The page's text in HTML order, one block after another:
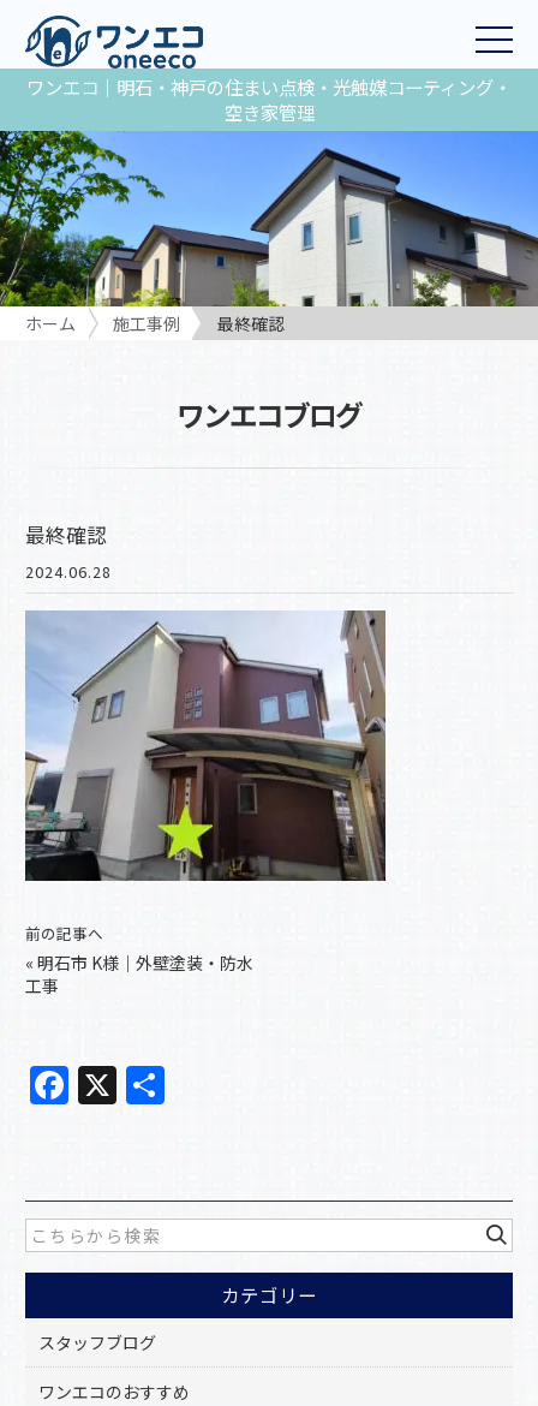
ワンエコ｜明石・神戸の住まい点検・光触媒コーティング・
空き家管理
ホーム 施工事例 最終確認
ワンエコブログ
最終確認
2024.06.28
前の記事へ
« 明石市 K様｜外壁塗装・防水
工事
F
a
e
b
o
o
k
X
カテゴリー
スタッフブログ
ワンエコのおすすめ